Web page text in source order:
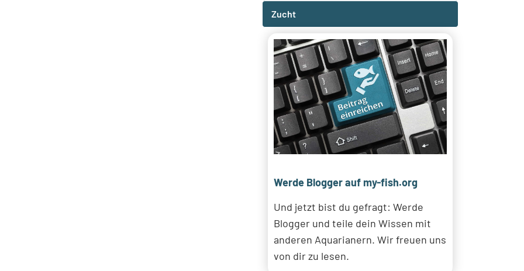
Zucht
Werde Blogger auf my-fish.org
Und jetzt bist du gefragt: Werde
Blogger und teile dein Wissen mit
anderen Aquarianern. Wir freuen uns
von dir zu lesen.